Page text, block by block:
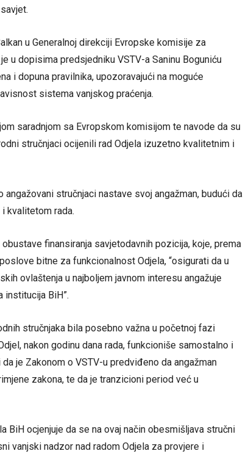
u Generalnoj direkciji Evropske komisije za
u dopisima predsjedniku VSTV-a Saninu Boguniću
i dopuna pravilnika, upozoravajući na moguće
sistema vanjskog praćenja.
saradnjom sa Evropskom komisijom te navode da su
stručnjaci ocijenili rad Odjela izuzetno kvalitetnim i
stručnjaci nastave svoj angažman, budući da
kvalitetom rada.
finansiranja savjetodavnih pozicija, koje, prema
bitne za funkcionalnost Odjela, “osigurati da u
ovlaštenja u najboljem javnom interesu angažuje
institucija BiH”.
stručnjaka bila posebno važna u početnoj fazi
nakon godinu dana rada, funkcioniše samostalno i
je Zakonom o VSTV-u predviđeno da angažman
zakona, te da je tranzicioni period već u
BiH ocjenjuje da se na ovaj način obesmišljava stručni
vanjski nadzor nad radom Odjela za provjere i